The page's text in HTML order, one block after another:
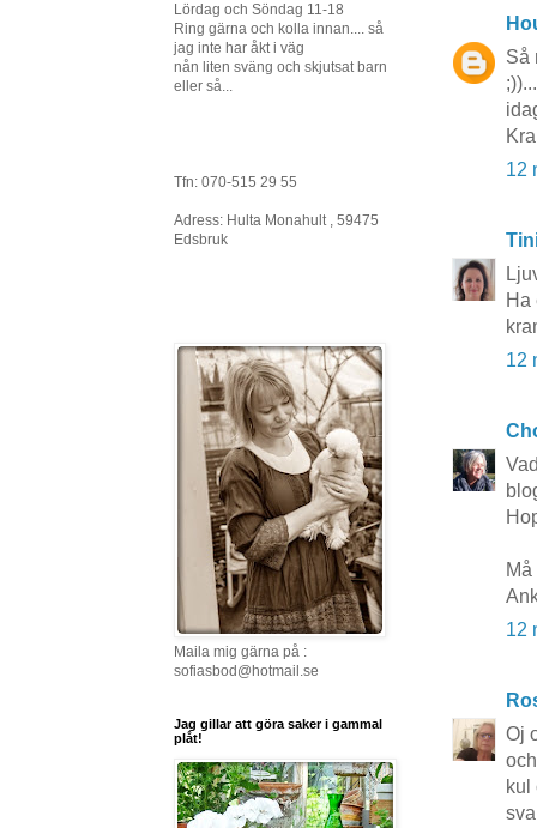
Så
12
Ha
12
12
Oj
kul
Lördag och Söndag 11-18
Ring gärna och kolla innan.... så
jag inte har åkt i väg
nån liten sväng och skjutsat barn
eller så...
Tfn: 070-515 29 55
Adress: Hulta Monahult , 59475
Edsbruk
Maila mig gärna på :
sofiasbod@hotmail.se
Jag gillar att göra saker i gammal
plåt!